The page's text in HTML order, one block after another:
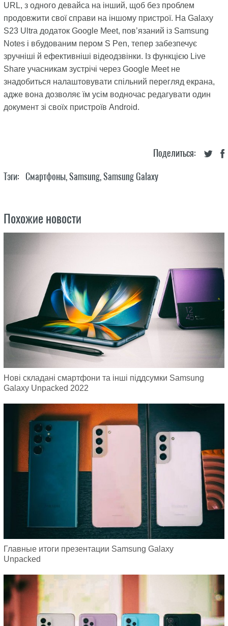
URL, з одного девайса на інший, щоб без проблем
продовжити свої справи на іншому пристрої. На Galaxy
S23 Ultra додаток Google Meet, пов’язаний із Samsung
Notes і вбудованим пером S Pen, тепер забезпечує
зручніші й ефективніші відеодзвінки. Із функцією Live
Share учасникам зустрічі через Google Meet не
знадобиться налаштовувати спільний перегляд екрана,
адже вона дозволяє їм усім водночас редагувати один
документ зі своїх пристроїв Android.
Поделиться:
Тэги: Смартфоны,Samsung,Samsung Galaxy
Похожие новости
Нові складані смартфони та інші піддсумки Samsung
Galaxy Unpacked 2022
Главные итоги презентации Samsung Galaxy
Unpacked